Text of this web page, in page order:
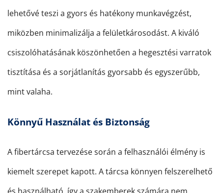
lehetővé teszi a gyors és hatékony munkavégzést,
miközben minimalizálja a felületkárosodást. A kiváló
csiszolóhatásának köszönhetően a hegesztési varratok
tisztítása és a sorjátlanítás gyorsabb és egyszerűbb,
mint valaha.
Könnyű Használat és Biztonság
A fibertárcsa tervezése során a felhasználói élmény is
kiemelt szerepet kapott. A tárcsa könnyen felszerelhető